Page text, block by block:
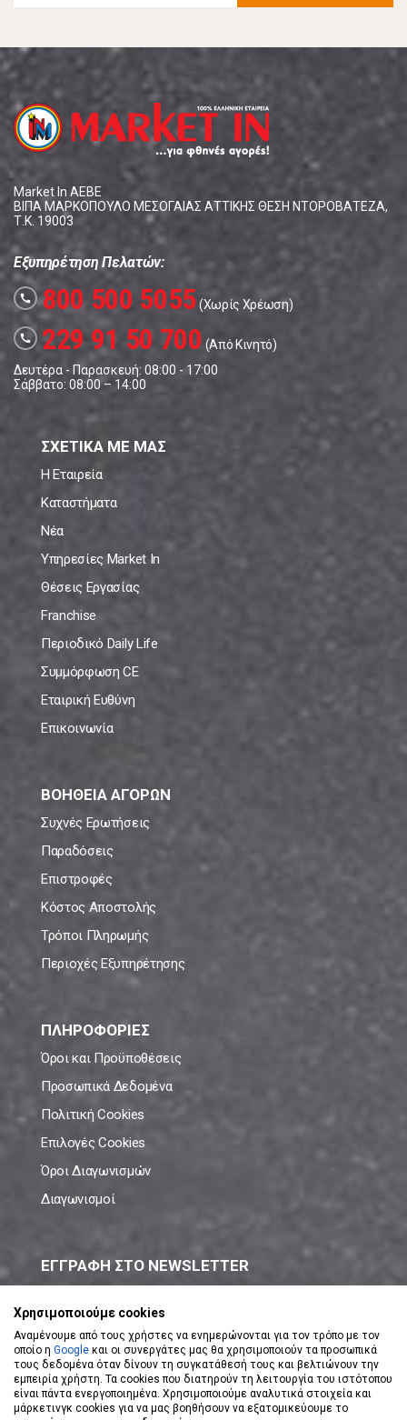
Market In ΑΕΒΕ
ΒΙΠΑ ΜΑΡΚΟΠΟΥΛΟ ΜΕΣΟΓΑΙΑΣ ΑΤΤΙΚΗΣ ΘΕΣΗ ΝΤΟΡΟΒΑΤΕΖΑ,
Τ.Κ. 19003
Εξυπηρέτηση Πελατών:
call 800 500 5055(Χωρίς Χρέωση)
call 229 91 50 700 (Από Κινητό)
Δευτέρα - Παρασκευή: 08:00 - 17:00
Σάββατο: 08:00 – 14:00
ΣΧΕΤΙΚΑ ΜΕ ΜΑΣ
Η Εταιρεία
Καταστήματα
Νέα
Υπηρεσίες Market In
Θέσεις Εργασίας
Franchise
Περιοδικό Daily Life
Συμμόρφωση CE
Εταιρική Ευθύνη
Επικοινωνία
ΒΟΗΘΕΙΑ ΑΓΟΡΩΝ
Συχνές Ερωτήσεις
Παραδόσεις
Επιστροφές
Κόστος Αποστολής
Τρόποι Πληρωμής
Περιοχές Εξυπηρέτησης
ΠΛΗΡΟΦΟΡΙΕΣ
Όροι και Προϋποθέσεις
Προσωπικά Δεδομένα
Πολιτική Cookies
Επιλογές Cookies
Όροι Διαγωνισμών
Διαγωνισμοί
ΕΓΓΡΑΦΗ ΣΤΟ NEWSLETTER
ΕΓΓΡΑΦΗ ΣΤΟ NEWSLETTER
Χρησιμοποιούμε cookies
Αναμένουμε από τους χρήστες να ενημερώνονται για τον τρόπο με τον
οποίο η Google και οι συνεργάτες μας θα χρησιμοποιούν τα προσωπικά
τους δεδομένα όταν δίνουν τη συγκατάθεσή τους και βελτιώνουν την
εμπειρία χρήστη. Τα cookies που διατηρούν τη λειτουργία του ιστότοπου
είναι πάντα ενεργοποιημένα. Χρησιμοποιούμε αναλυτικά στοιχεία και
μάρκετινγκ cookies για να μας βοηθήσουν να εξατομικεύουμε το